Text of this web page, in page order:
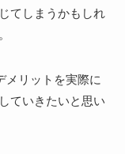
てしまうかもしれ
メリットを実際に
ていきたいと思い